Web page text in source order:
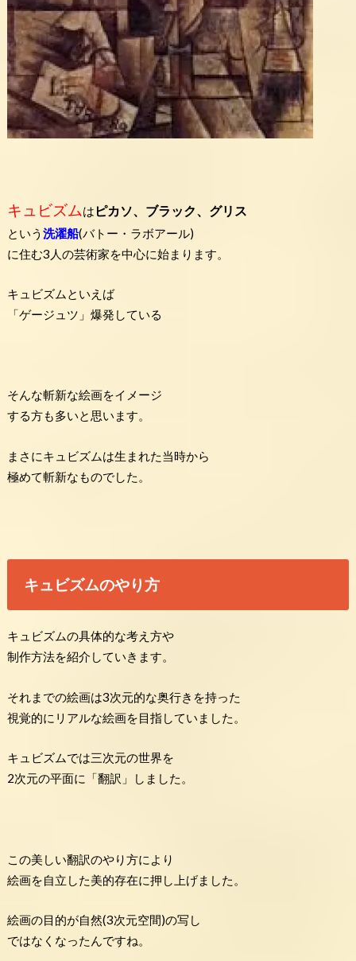
キュビズムは ピカソ、ブラック、グリス
という 洗濯船(バトー・ラボアール)
に住む3人の芸術家を中心に始まります。
キュビズムといえば
「ゲージュツ」爆発している
そんな斬新な絵画をイメージ
する方も多いと思います。
まさにキュビズムは生まれた当時から
極めて斬新なものでした。
キュビズムのやり方
キュビズムの具体的な考え方や
制作方法を紹介していきます。
それまでの絵画は3次元的な奥行きを持った
視覚的にリアルな絵画を目指していました。
キュビズムでは三次元の世界を
2次元の平面に「翻訳」しました。
この美しい翻訳のやり方により
絵画を自立した美的存在に押し上げました。
絵画の目的が自然(3次元空間)の写し
ではなくなったんですね。